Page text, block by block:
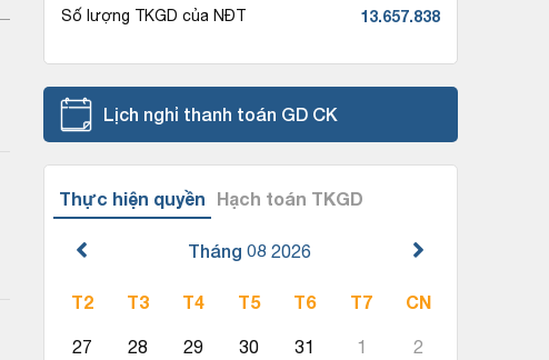
Số lượng TKGD của NĐT 13.657.838
Lịch nghỉ thanh toán GD CK
Thực hiện quyền Hạch toán TKGD
Tháng 08 2026
T2 T3 T4 T5 T6 T7 CN
27 28 29 30 31 1 2